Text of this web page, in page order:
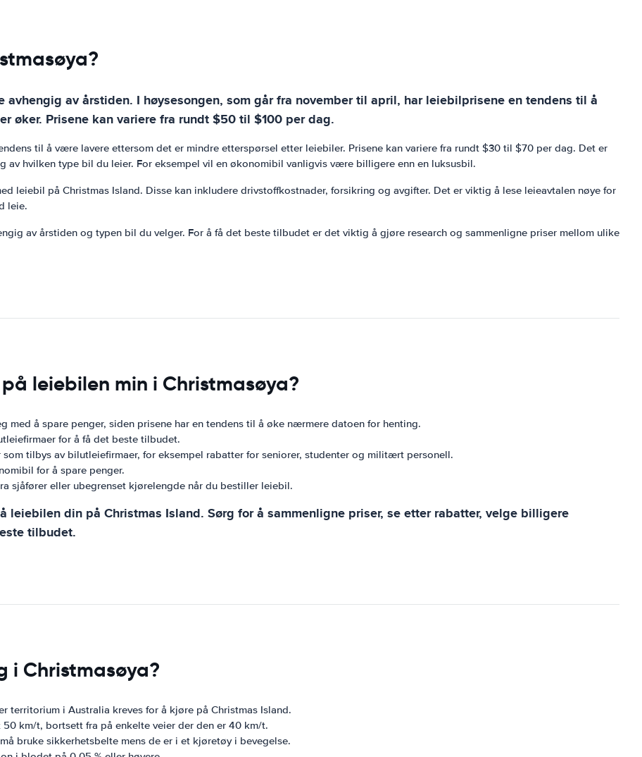
av årstiden. I høysesongen, som går fra november til april, har leiebilprisene en tendens til å
øker. Prisene kan variere fra rundt $50 til $100 per dag.
til å være lavere ettersom det er mindre etterspørsel etter leiebiler. Prisene kan variere fra rundt $30 til $70 per dag. Det er
av hvilken type bil du leier. For eksempel vil en økonomibil vanligvis være billigere enn en luksusbil.
leiebil på Christmas Island. Disse kan inkludere drivstoffkostnader, forsikring og avgifter. Det er viktig å lese leieavtalen nøye for
leie.
av årstiden og typen bil du velger. For å få det beste tilbudet er det viktig å gjøre research og sammenligne priser mellom ulike
leiebilen min i Christmasøya?
med å spare penger, siden prisene har en tendens til å øke nærmere datoen for henting.
for å få det beste tilbudet.
tilbys av bilutleiefirmaer, for eksempel rabatter for seniorer, studenter og militært personell.
for å spare penger.
sjåfører eller ubegrenset kjørelengde når du bestiller leiebil.
leiebilen din på Christmas Island. Sørg for å sammenligne priser, se etter rabatter, velge billigere
tilbudet.
i Christmasøya?
territorium i Australia kreves for å kjøre på Christmas Island.
50 km/t, bortsett fra på enkelte veier der den er 40 km/t.
bruke sikkerhetsbelte mens de er i et kjøretøy i bevegelse.